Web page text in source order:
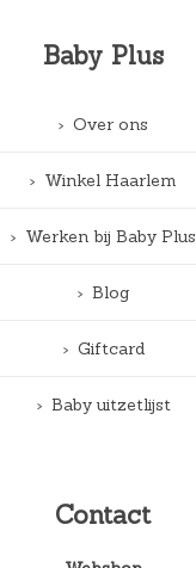
Baby Plus
Over ons
Winkel Haarlem
Werken bij Baby Plus
Blog
Giftcard
Baby uitzetlijst
Contact